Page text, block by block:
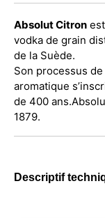
Absolut Citron
vodka de grain
de la Suède.
Son processus
aromatique
de 400 ans.
1879.
Descriptif